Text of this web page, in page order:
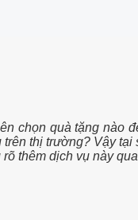
chọn quà tặng nào
thị trường? Vậy
thêm dịch vụ này